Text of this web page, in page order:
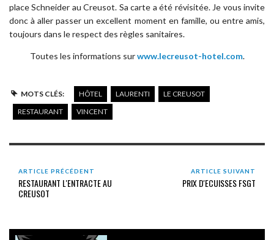
place Schneider au Creusot. Sa carte a été révisitée. Je vous invite
donc à aller passer un excellent moment en famille, ou entre amis,
toujours dans le respect des règles sanitaires.
Toutes les informations surwww.lecreusot-hotel.com.
MOTS CLÉS: HÔTEL LAURENTI
LE CREUSOT
RESTAURANT
VINCENT
ARTICLE PRÉCÉDENT
RESTAURANT L'ENTRACTE AU
CREUSOT
ARTICLE SUIVANT
PRIX D'ECUISSES FSGT